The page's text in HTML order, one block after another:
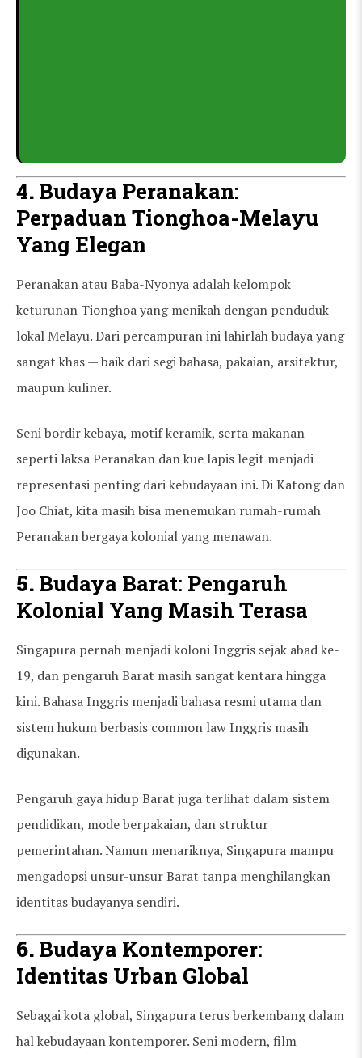
4. Budaya Peranakan:
Perpaduan Tionghoa-Melayu
Yang Elegan
Peranakan atau Baba-Nyonya adalah kelompok
keturunan Tionghoa yang menikah dengan penduduk
lokal Melayu. Dari percampuran ini lahirlah budaya yang
sangat khas — baik dari segi bahasa, pakaian, arsitektur,
maupun kuliner.
Seni bordir kebaya, motif keramik, serta makanan
seperti laksa Peranakan dan kue lapis legit menjadi
representasi penting dari kebudayaan ini. Di Katong dan
Joo Chiat, kita masih bisa menemukan rumah-rumah
Peranakan bergaya kolonial yang menawan.
5. Budaya Barat: Pengaruh
Kolonial Yang Masih Terasa
Singapura pernah menjadi koloni Inggris sejak abad ke-
19, dan pengaruh Barat masih sangat kentara hingga
kini. Bahasa Inggris menjadi bahasa resmi utama dan
sistem hukum berbasis common law Inggris masih
digunakan.
Pengaruh gaya hidup Barat juga terlihat dalam sistem
pendidikan, mode berpakaian, dan struktur
pemerintahan. Namun menariknya, Singapura mampu
mengadopsi unsur-unsur Barat tanpa menghilangkan
identitas budayanya sendiri.
6. Budaya Kontemporer:
Identitas Urban Global
Sebagai kota global, Singapura terus berkembang dalam
hal kebudayaan kontemporer. Seni modern, film